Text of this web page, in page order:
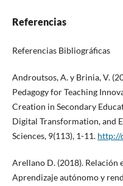
Referencias
Referencias Bibliográficas
Androutsos, A. y Brinia, V.
Pedagogy for Teaching
Creation in Secondary
Digital Transformation, and
Sciences, 9(113), 1-11. http://
Arellano D. (2018). Relación
Aprendizaje autónomo y